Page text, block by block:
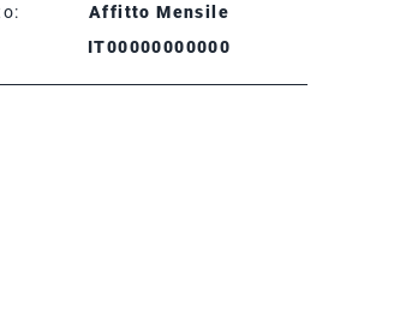
Affitto Mensile
IT00000000000